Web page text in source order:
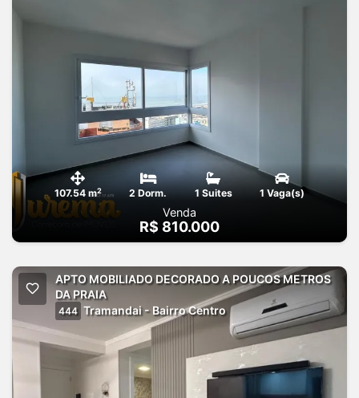
107.54 m2 2 Dorm. 1 Suites 1 Vaga(s)
Venda
R$ 810.000
APTO MOBILIADO DECORADO A POUCOS METROS
DA PRAIA
444 Tramandai - Bairro Centro